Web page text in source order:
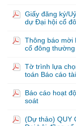
Giấy đăng ký/
dự Đại hội cổ
Thông báo mời
cổ đông
Tờ trình lựa
toán Báo cáo
Báo cáo hoạt
soát
(Dự thảo) QUY